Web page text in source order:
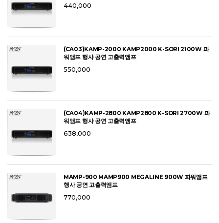
440,000
(CA03)KAMP-2000 KAMP2000 K-SORI 2100W 파
워앰프 행사 공연 고출력앰프
550,000
(CA04)KAMP-2800 KAMP2800 K-SORI 2700W 파
워앰프 행사 공연 고출력앰프
638,000
MAMP-900 MAMP900 MEGALINE 900W 파워앰프
행사 공연 고출력앰프
770,000